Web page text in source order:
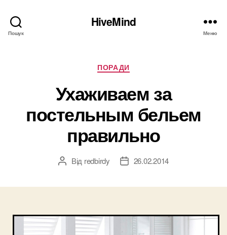
Пошук
HiveMind
Меню
Категорії
ПОРАДИ
Ухаживаем за
постельным бельем
правильно
Автор
Від redbirdy
Дата26.02.2014